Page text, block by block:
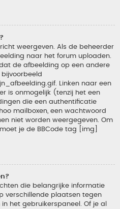
weergeven. Als de beheerder
naar het forum uploaden.
de afbeelding op een andere
Linken naar een
is onmogelijk (tenzij het een
die een authentificatie
mailboxen, een wachtwoord
niet worden weergegeven. Om
je de BBCode tag [img]
die belangrijke informatie
verschillende plaatsen tegen
het gebruikerspaneel. Of je al